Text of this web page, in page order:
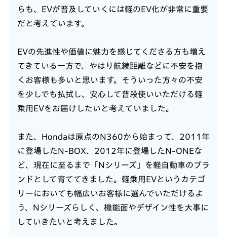
らも、EVが普及していくには軽のEV化が非常に重要
だと考えています。
EVの先進性や価値に魅力を感じてくださる方も増え
てきている一方で、やはり航続距離などに不安を抱
くお客様も多いと思います。そういった方々の不安
を少しでも払拭し、安心して普段使いいただける軽
乗用EVをお届けしたいと考えていました。
また、Hondaは原点のN360から始まって、2011年
に登場したN-BOX、2012年に登場したN-ONEな
ど、現在に至るまで「Nシリーズ」を軽自動車のブラ
ンドとして育ててきました。軽乗用EVというカテゴ
リーにおいても幅広いお客様に選んでいただけるよ
う、Nシリーズらしく、機能面やデザイン性を大事に
していきたいと考えました。